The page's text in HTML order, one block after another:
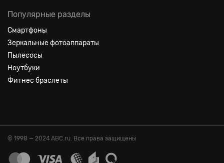
Популярные разделы
Смартфоны
Зеркальные фотоаппараты
Пылесосы
Ноутбуки
Фитнес браслеты
© 1998 — 2024 ABC.ru. Все права защищены